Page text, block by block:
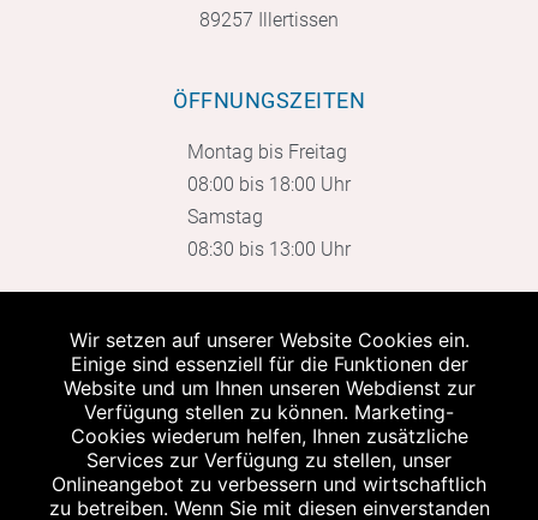
89257 Illertissen
ÖFFNUNGSZEITEN
Montag bis Freitag
08:00 bis 18:00 Uhr
Samstag
08:30 bis 13:00 Uhr
WEITERER STANDORT
Wir setzen auf unserer Website Cookies ein.
Einige sind essenziell für die Funktionen der
Website und um Ihnen unseren Webdienst zur
Verfügung stellen zu können. Marketing-
Cookies wiederum helfen, Ihnen zusätzliche
Services zur Verfügung zu stellen, unser
Onlineangebot zu verbessern und wirtschaftlich
zu betreiben. Wenn Sie mit diesen einverstanden